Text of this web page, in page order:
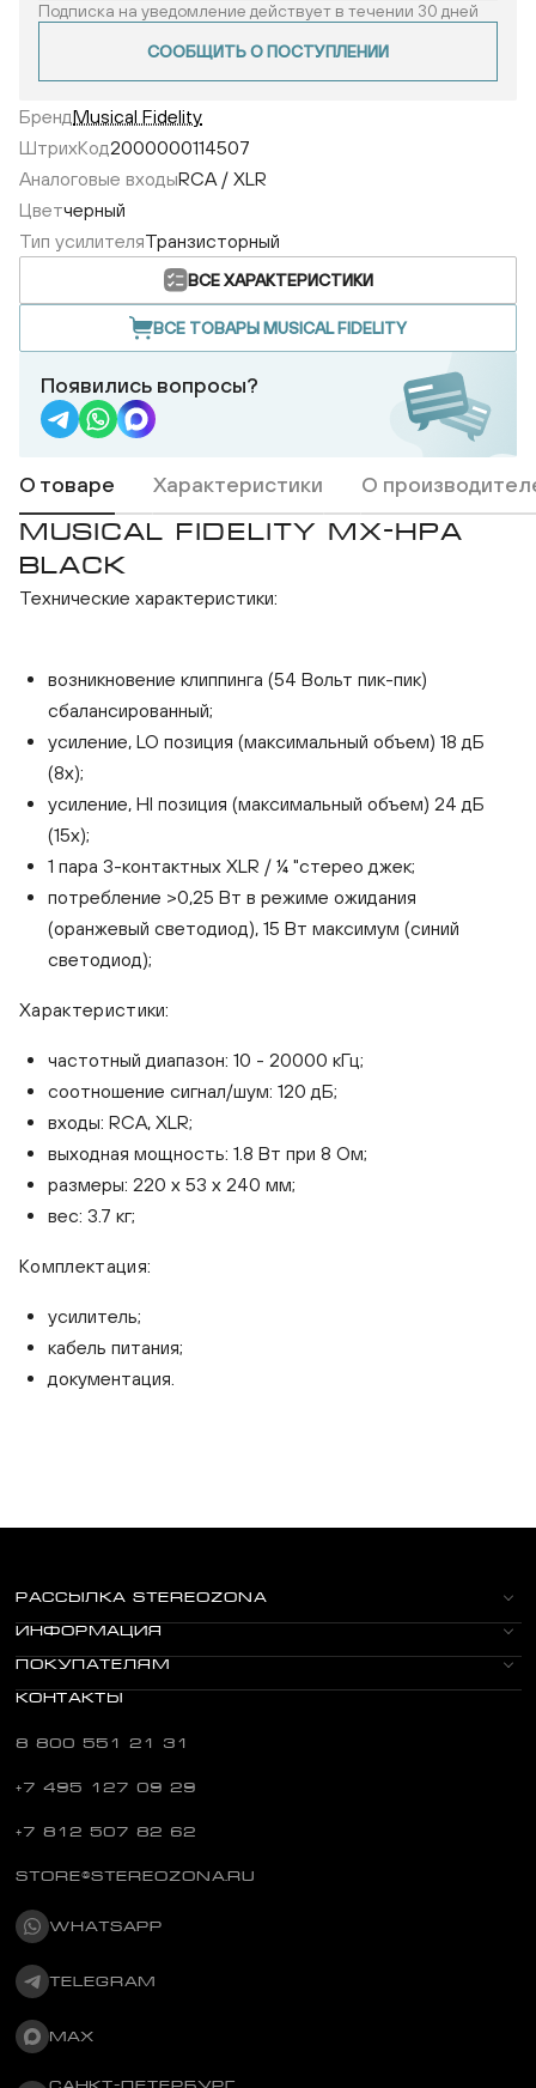
Musical Fidelity MX-HPA Black
Подписка на уведомление действует в течении 30 дней
СООБЩИТЬ О ПОСТУПЛЕНИИ
БрендMusical Fidelity
ШтрихКод2000000114507
Аналоговые входыRCA / XLR
Цветчерный
Тип усилителяТранзисторный
ВСЕ ХАРАКТЕРИСТИКИ
ВСЕ ТОВАРЫ MUSICAL FIDELITY
Появились вопросы?
О товаре Характеристики О
MUSICAL FIDELITY MX-HPA
BLACK
Технические характеристики:
возникновение клиппинга (54 Вольт пик-пик)
сбалансированный;
усиление, LO позиция (максимальный объем) 18 дБ
(8x);
усиление, HI позиция (максимальный объем) 24 дБ
(15x);
1 пара 3-контактных XLR / ¼ "стерео джек;
потребление >0,25 Вт в режиме ожидания
(оранжевый светодиод), 15 Вт максимум (синий
светодиод);
Характеристики:
частотный диапазон: 10 - 20000 кГц;
соотношение сигнал/шум: 120 дБ;
входы: RCA, XLR;
выходная мощность: 1.8 Вт при 8 Ом;
размеры: 220 x 53 x 240 мм;
вес: 3.7 кг;
Комплектация:
усилитель;
кабель питания;
документация.
РАССЫЛКА STEREOZONA
ИНФОРМАЦИЯ
ПОКУПАТЕЛЯМ
КОНТАКТЫ
8 800 551 21 31
+7 495 127 09 29
+7 812 507 82 62
STORE@STEREOZONA.RU
WHATSAPP
TELEGRAM
MAX